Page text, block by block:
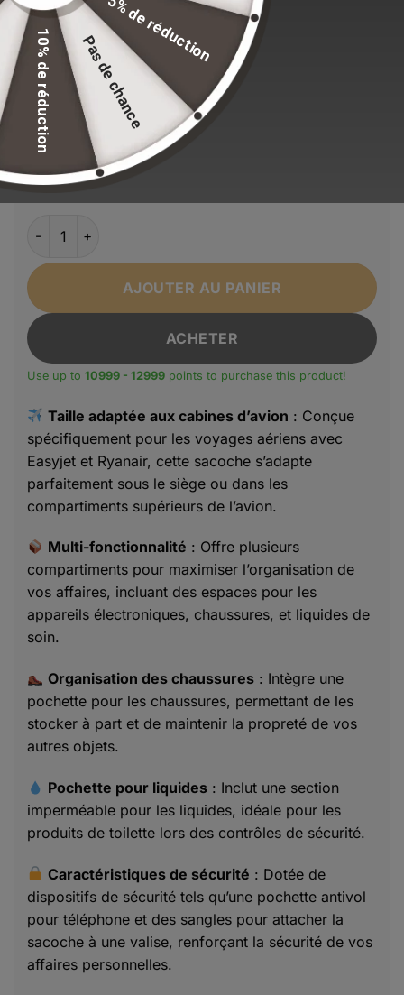
standards de qualité.
Couleur
Bleu Bleu paon Marron
Taille
large small
AJOUTER AU PANIER
ACHETER
Use up to 10999 - 12999 points to purchase this product!
Alternative:
Taille adaptée aux cabines d’avion : Conçue
spécifiquement pour les voyages aériens avec
Easyjet et Ryanair, cette sacoche s’adapte
parfaitement sous le siège ou dans les
compartiments supérieurs de l’avion.
Multi-fonctionnalité : Offre plusieurs
compartiments pour maximiser l’organisation de
vos affaires, incluant des espaces pour les
appareils électroniques, chaussures, et liquides de
soin.
Organisation des chaussures : Intègre une
pochette pour les chaussures, permettant de les
stocker à part et de maintenir la propreté de vos
autres objets.
Pochette pour liquides : Inclut une section
imperméable pour les liquides, idéale pour les
produits de toilette lors des contrôles de sécurité.
Caractéristiques de sécurité : Dotée de
dispositifs de sécurité tels qu’une pochette antivol
pour téléphone et des sangles pour attacher la
sacoche à une valise, renforçant la sécurité de vos
affaires personnelles.
5% de réduction
Pas de chance
10% de réduction